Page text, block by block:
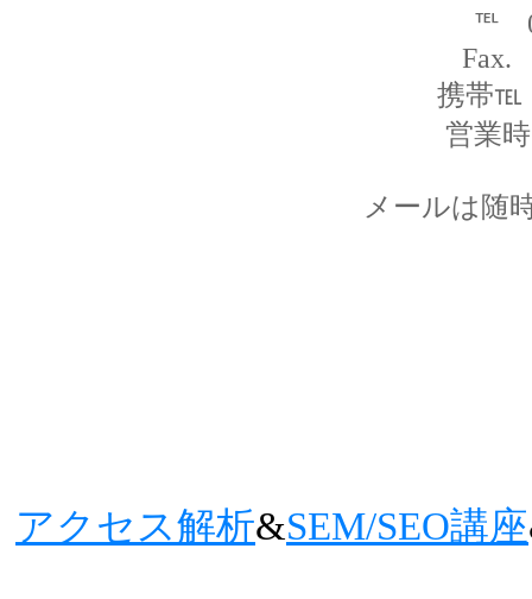
℡
Fax.
携帯℡
営業
メールは随
アクセス解析&SEM/SEO講座